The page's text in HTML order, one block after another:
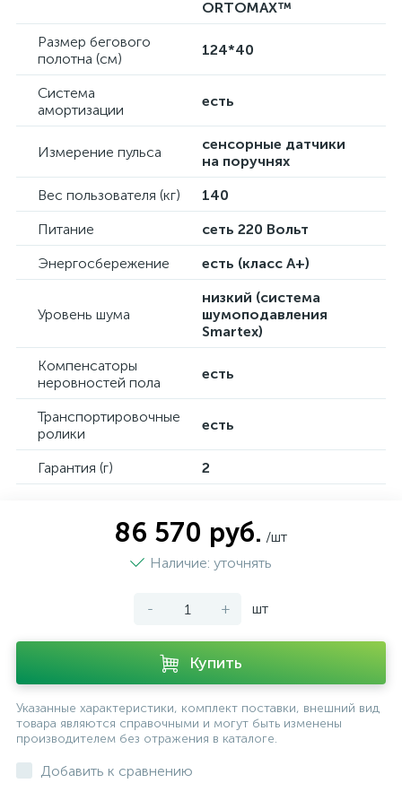
ORTOMAX™
Размер бегового
полотна (см)
124*40
Система
амортизации
есть
Измерение пульса
сенсорные датчики
на поручнях
Вес пользователя (кг)
140
Питание
сеть 220 Вольт
Энергосбережение
есть (класс А+)
Уровень шума
низкий (система
шумоподавления
Smartex)
Компенсаторы
неровностей пола
есть
Транспортировочные
ролики
есть
Гарантия (г) 2
86 570 руб. /шт
Наличие: уточнять
- + шт
Купить
Указанные характеристики, комплект поставки, внешний вид
товара являются справочными и могут быть изменены
производителем без отражения в каталоге.
Добавить к сравнению